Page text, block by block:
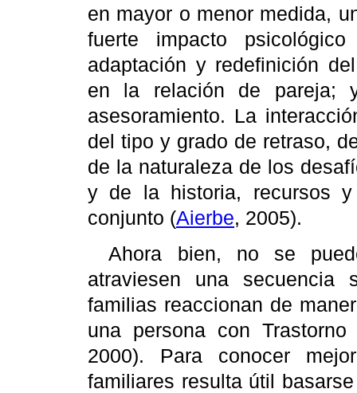
en mayor o menor medida,
fuerte impacto
adaptación y redefinición
en la relación de pareja;
asesoramiento. La
del tipo y grado de retraso,
de la naturaleza de los
y de la historia, recursos
conjunto (Aierbe, 2005).
Ahora bien, no se
atraviesen una
familias reaccionan de
una persona con
2000). Para conocer
familiares resulta útil